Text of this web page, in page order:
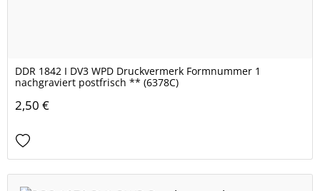
DDR 1842 I DV3 WPD Druckvermerk Formnummer 1
nachgraviert postfrisch ** (6378C)
2,50 €